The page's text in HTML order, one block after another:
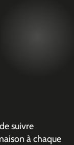
suivre
à chaque